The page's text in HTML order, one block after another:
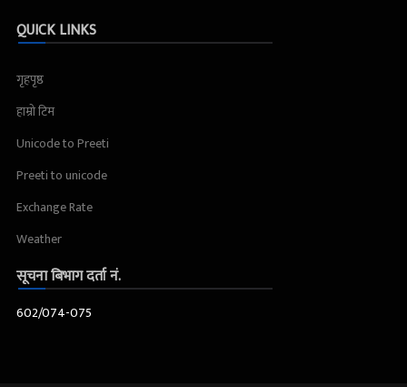
QUICK LINKS
गृहपृष्ठ
हाम्रो टिम
Unicode to Preeti
Preeti to unicode
Exchange Rate
Weather
सूचना बिभाग दर्ता नं.
602/074-075